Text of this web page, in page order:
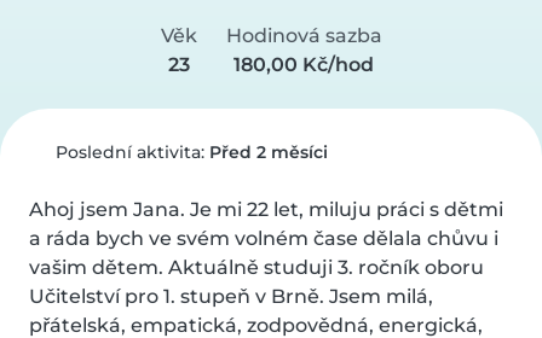
Věk
23
Hodinová sazba
180,00 Kč/hod
Poslední aktivita: Před 2 měsíci
Ahoj jsem Jana. Je mi 22 let, miluju práci s dětmi
a ráda bych ve svém volném čase dělala chůvu i
vašim dětem. Aktuálně studuji 3. ročník oboru
Učitelství pro 1. stupeň v Brně. Jsem milá,
přátelská, empatická, zodpovědná, energická,